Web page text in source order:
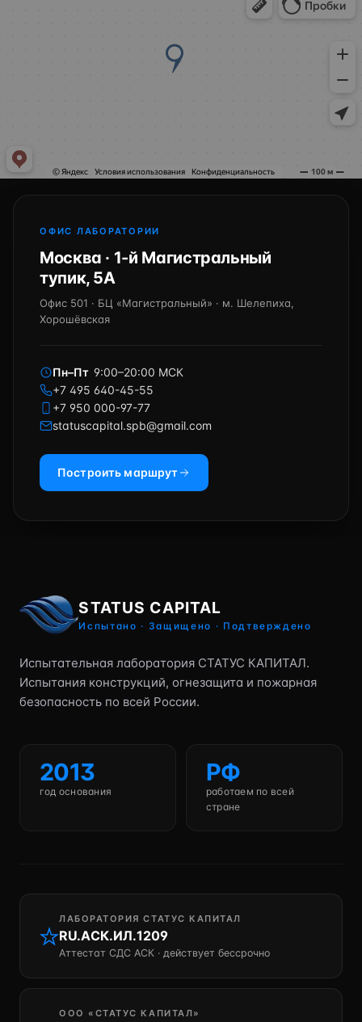
ОФИС ЛАБОРАТОРИИ
Москва · 1-й Магистральный
тупик, 5А
Офис 501 · БЦ «Магистральный» · м. Шелепиха,
Хорошёвская
Пн–Пт 9:00–20:00 МСК
+7 495 640-45-55
+7 950 000-97-77
statuscapital.spb@gmail.com
Построить маршрут
STATUS CAPITAL
Испытано · Защищено · Подтверждено
Испытательная лаборатория СТАТУС КАПИТАЛ.
Испытания конструкций, огнезащита и пожарная
безопасность по всей России.
2013
год основания
РФ
работаем по всей
стране
ЛАБОРАТОРИЯ СТАТУС КАПИТАЛ
RU.АСК.ИЛ.1209
Аттестат СДС АСК · действует бессрочно
ООО «СТАТУС КАПИТАЛ»